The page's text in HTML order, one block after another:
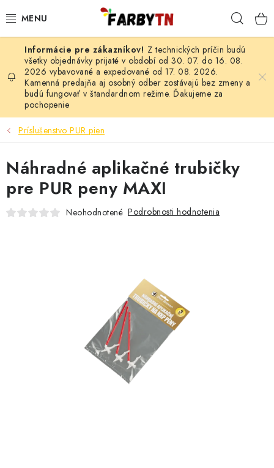
na
FARBY A LAKY
STAVEBNÁ CHÉMIA
MALIARSKE POTREBY
NÁRADIE
AUTO-MOTO
OBCHODNÉ PODMIENKY
HODNOTENIE OBCHODU
Z technických príčin budú
všetky objednávky prijaté v období od 30. 07. do 16. 08.
2026 vybavované a expedované od 17. 08. 2026.
Kamenná predajňa aj osobný odber zostávajú bez zmeny a
budú fungovať v štandardnom režime. Ďakujeme za
pochopenie
Príslušenstvo PUR pien
Náhradné aplikačné trubičky
pre PUR peny MAXI
Neohodnotené Podrobnosti hodnotenia